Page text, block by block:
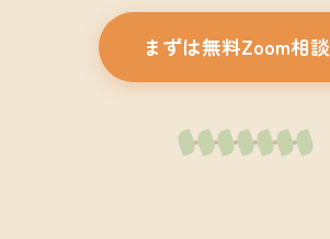
まずは無料Zoom相談